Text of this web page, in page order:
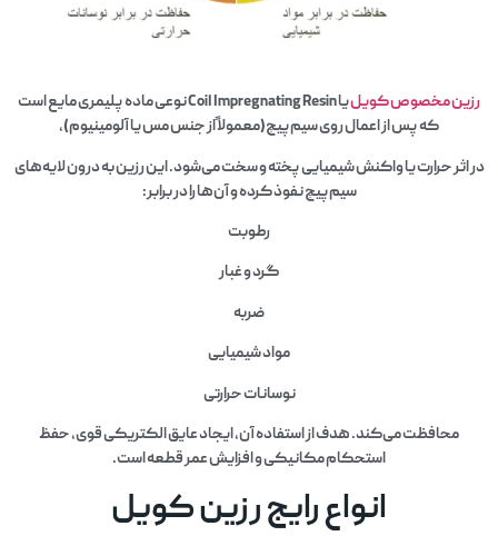
رزین مخصوص کویل
یا Coil Impregnating Resin نوعی ماده پلیمری مایع است
که پس از اعمال روی سیم‌پیچ‌(معمولاً از جنس مس یا آلومینیوم)،
در اثر حرارت یا واکنش شیمیایی پخته و سخت می‌شود. این رزین به درون لایه‌های
سیم‌پیچ نفوذ کرده و آن‌ها را در برابر:
رطوبت
گرد و غبار
ضربه
مواد شیمیایی
نوسانات حرارتی
محافظت می‌کند. هدف از استفاده آن، ایجاد عایق الکتریکی قوی، حفظ
استحکام مکانیکی و افزایش عمر قطعه است.
انواع رایج رزین کویل